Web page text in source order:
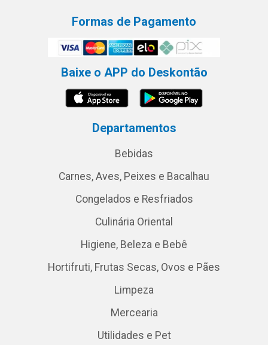
Formas de Pagamento
Baixe o APP do Deskontão
Departamentos
Bebidas
Carnes, Aves, Peixes e Bacalhau
Congelados e Resfriados
Culinária Oriental
Higiene, Beleza e Bebê
Hortifruti, Frutas Secas, Ovos e Pães
Limpeza
Mercearia
Utilidades e Pet